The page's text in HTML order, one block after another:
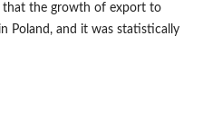
that the growth of export to
Poland, and it was statistically